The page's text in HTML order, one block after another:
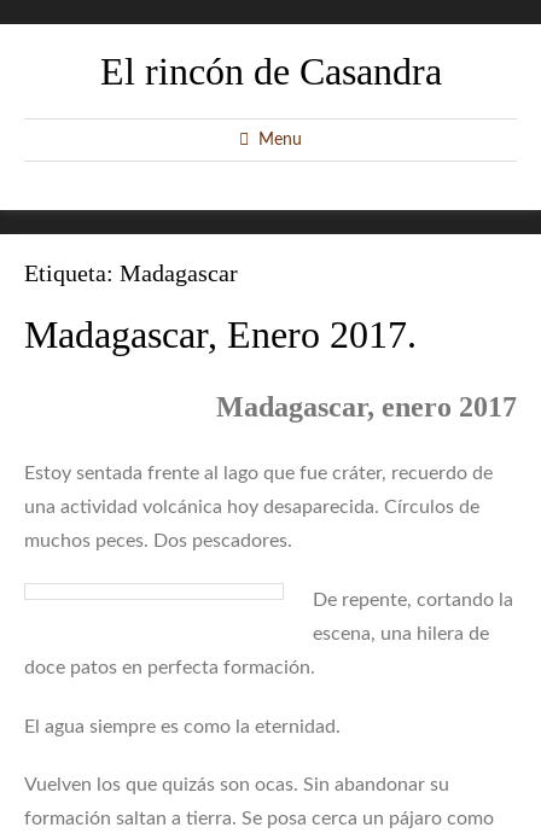
El rincón de Casandra
Menu
Etiqueta: Madagascar
Madagascar, Enero 2017.
Madagascar, enero 2017
Estoy sentada frente al lago que fue cráter, recuerdo de
una actividad volcánica hoy desaparecida. Círculos de
muchos peces. Dos pescadores.
De repente, cortando la
escena, una hilera de
doce patos en perfecta formación.
El agua siempre es como la eternidad.
Vuelven los que quizás son ocas. Sin abandonar su
formación saltan a tierra. Se posa cerca un pájaro como